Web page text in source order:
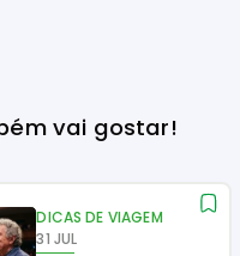
vai gostar!
DICAS DE VIAGEM
31 JUL